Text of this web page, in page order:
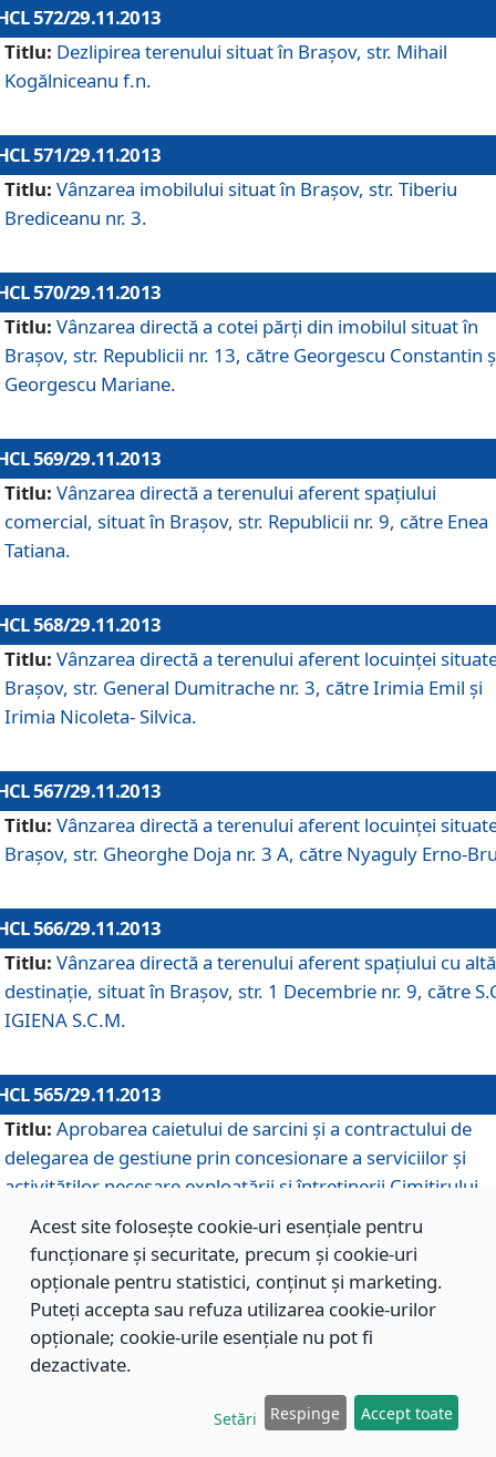
572/29.11.2013
Titlu: Dezlipirea terenului situat în Braşov, str. Mihail
Kogălniceanu f.n.
571/29.11.2013
Titlu: Vânzarea imobilului situat în Braşov, str. Tiberiu
Brediceanu nr. 3.
570/29.11.2013
Titlu: Vânzarea directă a cotei părţi din imobilul situat în
Braşov, str. Republicii nr. 13, către Georgescu Constantin
Georgescu Mariane.
569/29.11.2013
Titlu: Vânzarea directă a terenului aferent spaţiului
comercial, situat în Braşov, str. Republicii nr. 9, către Enea
Tatiana.
568/29.11.2013
Titlu: Vânzarea directă a terenului aferent locuinţei
Braşov, str. General Dumitrache nr. 3, către Irimia Emil şi
Irimia Nicoleta- Silvica.
567/29.11.2013
Titlu: Vânzarea directă a terenului aferent locuinţei
Braşov, str. Gheorghe Doja nr. 3 A, către Nyaguly Erno-
566/29.11.2013
Titlu: Vânzarea directă a terenului aferent spaţiului cu altă
destinaţie, situat în Braşov, str. 1 Decembrie nr. 9, către
IGIENA S.C.M.
565/29.11.2013
Titlu: Aprobarea caietului de sarcini şi a contractului de
delegarea de gestiune prin concesionare a serviciilor şi
activităţilor necesare exploatării şi întreţinerii Cimitirului
Municipal Braşov situat în str. Dimitrie Anghel nr. 19.
564/29.11.2013
Titlu: Completarea şi modificarea H.C.L. nr. 446/2013,
care s-a aprobat studiul de fundamentare pentru
Acest site folosește cookie-uri esențiale pentru
funcționare și securitate, precum și cookie-uri
opționale pentru statistici, conținut și marketing.
Puteți accepta sau refuza utilizarea cookie-urilor
opționale; cookie-urile esențiale nu pot fi
dezactivate.
Setări Respinge Accept toate